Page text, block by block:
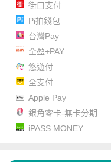
街口支付
Pi拍錢包
台灣Pay
全盈+PAY
悠遊付
全支付
Apple Pay
銀角零卡-無卡分期
iPASS MONEY